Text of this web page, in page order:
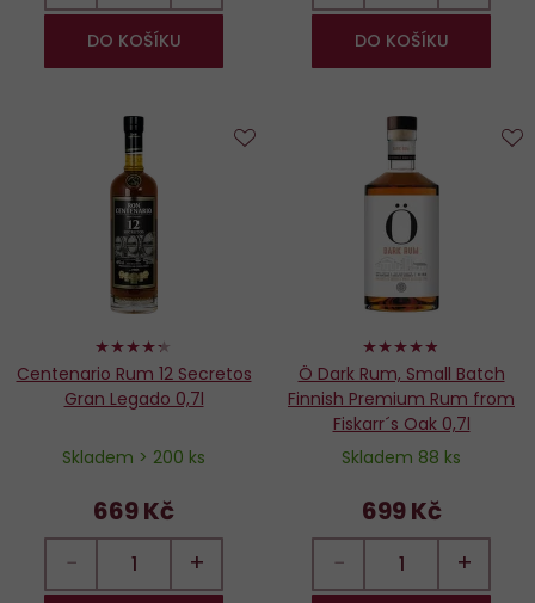
DO KOŠÍKU DO KOŠÍKU
86%
Centenario Rum 12 Secretos
Gran Legado 0,7l
Skladem > 200 ks
669 Kč
− +
96%
Ö Dark Rum, Small Batch
Finnish Premium Rum from
Fiskarr´s Oak 0,7l
Skladem 88 ks
699 Kč
− +